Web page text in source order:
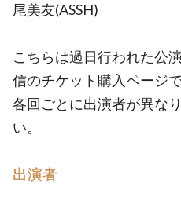
尾美友(ASSH)
こちらは過日行われた公
信のチケット購入ページで
各回ごとに出演者が異な
い。
出演者